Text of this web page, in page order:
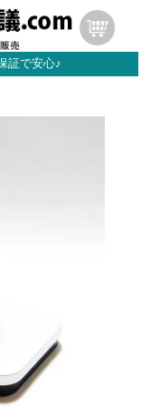
証で安心♪